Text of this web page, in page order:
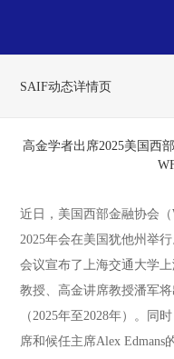
SAIF动态详情页
高金学者出席2025美国西
近日，美国西部金融协会（
2025年会在美国犹他州举行
会议宣布了上海交通大学
教授、高金讲席教授潘军
（2025年至2028年）。同
席和候任主席Alex Edmans